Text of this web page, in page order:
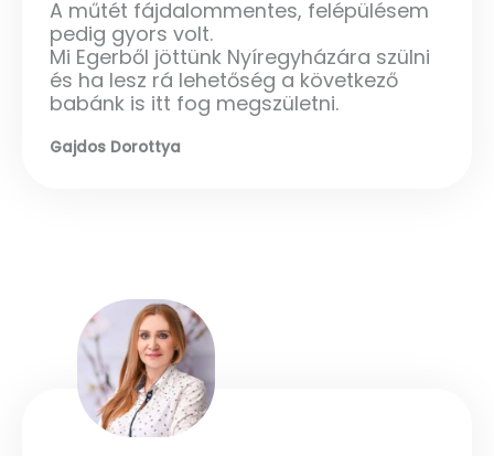
A műtét fájdalommentes, felépülésem
pedig gyors volt.
Mi Egerből jöttünk Nyíregyházára szülni
és ha lesz rá lehetőség a következő
babánk is itt fog megszületni.
Gajdos Dorottya